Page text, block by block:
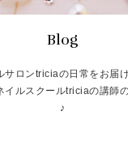
Blog
サロンtriciaの日常をお届
イルスクールtriciaの講師
♪